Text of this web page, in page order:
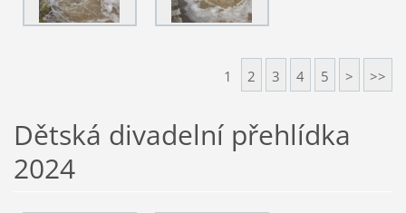
1 2 3 4 5 > >>
Dětská divadelní přehlídka
2024